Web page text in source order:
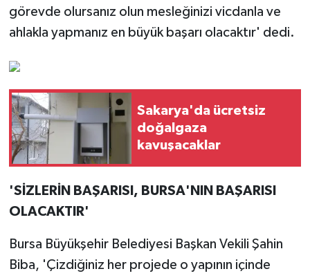
görevde olursanız olun mesleğinizi vicdanla ve
ahlakla yapmanız en büyük başarı olacaktır' dedi.
Sakarya'da ücretsiz
doğalgaza
kavuşacaklar
'SİZLERİN BAŞARISI, BURSA'NIN BAŞARISI
OLACAKTIR'
Bursa Büyükşehir Belediyesi Başkan Vekili Şahin
Biba, 'Çizdiğiniz her projede o yapının içinde